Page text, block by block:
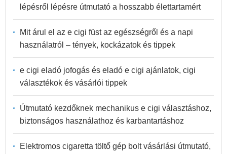
lépésről lépésre útmutató a hosszabb élettartamért
Mit árul el az e cigi füst az egészségről és a napi
használatról – tények, kockázatok és tippek
e cigi eladó jofogás és eladó e cigi ajánlatok, cigi
választékok és vásárlói tippek
Útmutató kezdőknek mechanikus e cigi választáshoz,
biztonságos használathoz és karbantartáshoz
Elektromos cigaretta töltő gép bolt vásárlási útmutató,